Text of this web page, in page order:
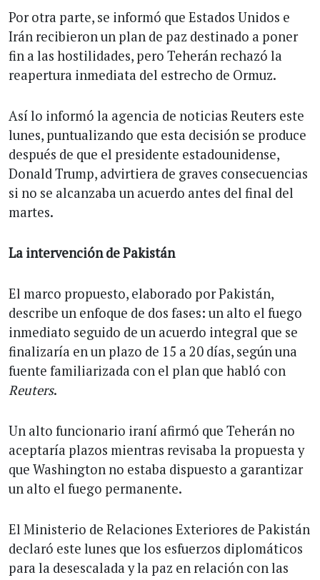
Por otra parte, se informó que Estados Unidos e
Irán recibieron un plan de paz destinado a poner
fin a las hostilidades, pero Teherán rechazó la
reapertura inmediata del estrecho de Ormuz.
Así lo informó la agencia de noticias Reuters este
lunes, puntualizando que esta decisión se produce
después de que el presidente estadounidense,
Donald Trump, advirtiera de graves consecuencias
si no se alcanzaba un acuerdo antes del final del
martes.
La intervención de Pakistán
El marco propuesto, elaborado por Pakistán,
describe un enfoque de dos fases: un alto el fuego
inmediato seguido de un acuerdo integral que se
finalizaría en un plazo de 15 a 20 días, según una
fuente familiarizada con el plan que habló con
Reuters.
Un alto funcionario iraní afirmó que Teherán no
aceptaría plazos mientras revisaba la propuesta y
que Washington no estaba dispuesto a garantizar
un alto el fuego permanente.
El Ministerio de Relaciones Exteriores de Pakistán
declaró este lunes que los esfuerzos diplomáticos
para la desescalada y la paz en relación con las